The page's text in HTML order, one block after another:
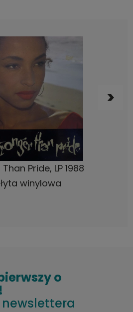
Pride, LP 1988
winylowa
O DOSTĘPNOŚCI
o
newslettera